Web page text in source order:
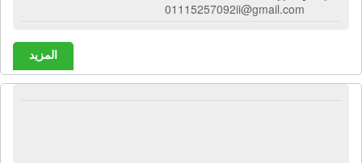
01115257092ii@gmail.com
المزيد